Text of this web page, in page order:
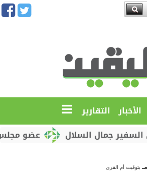
الأخبار التقارير
عضو مجلس
جمال السلال
بتوقيت أم القرى